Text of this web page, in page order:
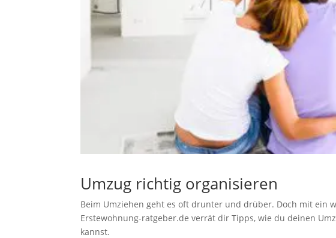
Umzug richtig organisieren
Beim Umziehen geht es oft drunter und drüber. Doch mit ein
Erstewohnung-ratgeber.de verrät dir Tipps, wie du deinen
kannst.